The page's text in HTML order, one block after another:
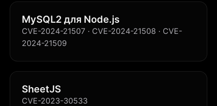
MySQL2 для Node.js
CVE-2024-21507 · CVE-2024-21508 · CVE-
2024-21509
SheetJS
CVE-2023-30533